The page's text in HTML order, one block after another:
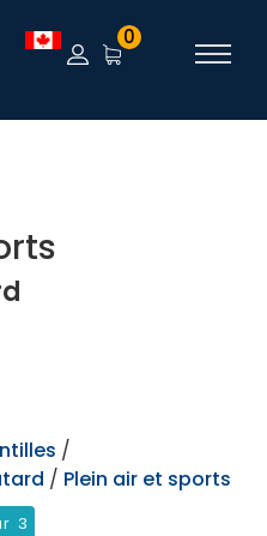
0
/
/ Plein air et sports
3